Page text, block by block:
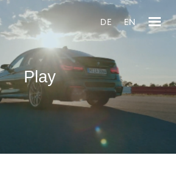
DE EN
Play